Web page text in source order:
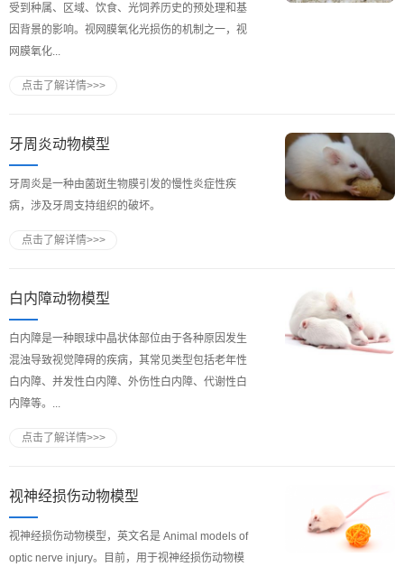
受到种属、区域、饮食、光饲养历史的预处理和基
因背景的影响。视网膜氧化光损伤的机制之一，视
网膜氧化...
点击了解详情>>>
牙周炎动物模型
牙周炎是一种由菌斑生物膜引发的慢性炎症性疾
病，涉及牙周支持组织的破坏。
点击了解详情>>>
白内障动物模型
白内障是一种眼球中晶状体部位由于各种原因发生
混浊导致视觉障碍的疾病，其常见类型包括老年性
白内障、并发性白内障、外伤性白内障、代谢性白
内障等。...
点击了解详情>>>
视神经损伤动物模型
​视神经损伤动物模型，英文名是 Animal models of
optic nerve injury。目前，用于视神经损伤动物模